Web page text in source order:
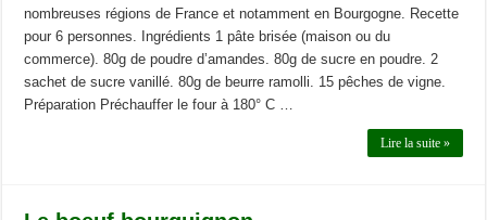
nombreuses régions de France et notamment en Bourgogne. Recette
pour 6 personnes. Ingrédients 1 pâte brisée (maison ou du
commerce). 80g de poudre d’amandes. 80g de sucre en poudre. 2
sachet de sucre vanillé. 80g de beurre ramolli. 15 pêches de vigne.
Préparation Préchauffer le four à 180° C …
Lire la suite »